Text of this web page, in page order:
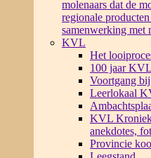
molenaars dat de
regionale
samenwerking met
KVL
Het
100 jaar KVL
Voortgang
Leerlokaal
KVL
anekdotes,
Provincie